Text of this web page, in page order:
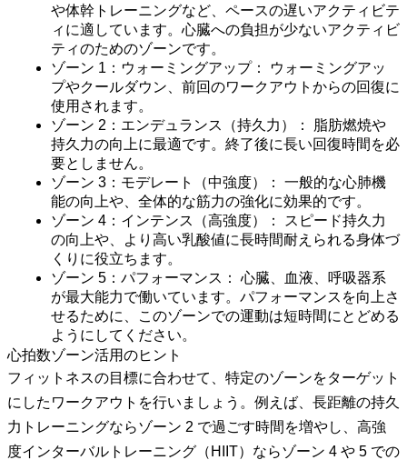
や体幹トレーニングなど、ペースの遅いアクティビテ
ィに適しています。心臓への負担が少ないアクティビ
ティのためのゾーンです。
ゾーン 1：ウォーミングアップ：
ウォーミングアッ
プやクールダウン、前回のワークアウトからの回復に
使用されます。
ゾーン 2：エンデュランス（持久力）：
脂肪燃焼や
持久力の向上に最適です。終了後に長い回復時間を必
要としません。
ゾーン 3：モデレート（中強度）：
一般的な心肺機
能の向上や、全体的な筋力の強化に効果的です。
ゾーン 4：インテンス（高強度）：
スピード持久力
の向上や、より高い乳酸値に長時間耐えられる身体づ
くりに役立ちます。
ゾーン 5：パフォーマンス：
心臓、血液、呼吸器系
が最大能力で働いています。パフォーマンスを向上さ
せるために、このゾーンでの運動は短時間にとどめる
ようにしてください。
心拍数ゾーン活用のヒント
フィットネスの目標に合わせて、特定のゾーンをターゲット
にしたワークアウトを行いましょう。例えば、長距離の持久
力トレーニングならゾーン 2 で過ごす時間を増やし、高強
度インターバルトレーニング（HIIT）ならゾーン 4 や 5 での